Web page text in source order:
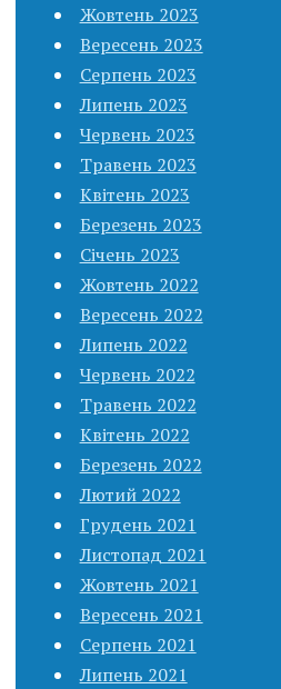
Жовтень 2023
Вересень 2023
Серпень 2023
Липень 2023
Червень 2023
Травень 2023
Квітень 2023
Березень 2023
Січень 2023
Жовтень 2022
Вересень 2022
Липень 2022
Червень 2022
Травень 2022
Квітень 2022
Березень 2022
Лютий 2022
Грудень 2021
Листопад 2021
Жовтень 2021
Вересень 2021
Серпень 2021
Липень 2021